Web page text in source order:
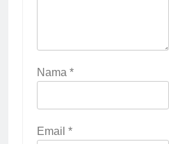
Nama *
Email *